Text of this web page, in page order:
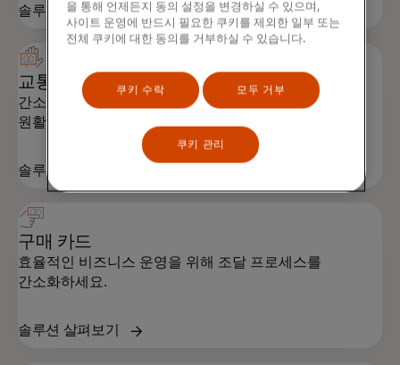
솔루션 살펴보기
교통 카드
간소화된 비용 및 지출 인사이트를 통해 출장을 더욱
원활하게 관리하세요.
솔루션 살펴보기
구매 카드
효율적인 비즈니스 운영을 위해 조달 프로세스를
간소화하세요.
솔루션 살펴보기
을 통해 언제든지 동의 설정을 변경하실 수 있으며,
사이트 운영에 반드시 필요한 쿠키를 제외한 일부 또는
전체 쿠키에 대한 동의를 거부하실 수 있습니다.
쿠키 수락 모두 거부
쿠키 관리